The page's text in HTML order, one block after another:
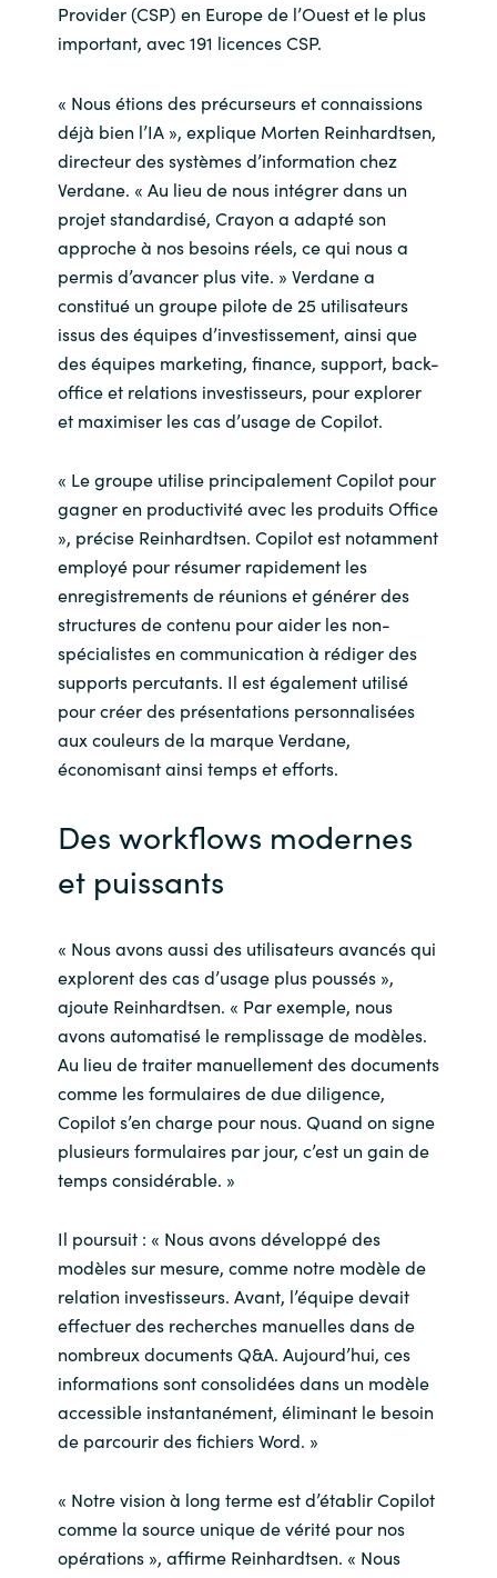
Provider (CSP) en Europe de l’Ouest et le plus
important, avec 191 licences CSP.
« Nous étions des précurseurs et connaissions
déjà bien l’IA », explique Morten Reinhardtsen,
directeur des systèmes d’information chez
Verdane. « Au lieu de nous intégrer dans un
projet standardisé, Crayon a adapté son
approche à nos besoins réels, ce qui nous a
permis d’avancer plus vite. » Verdane a
constitué un groupe pilote de 25 utilisateurs
issus des équipes d’investissement, ainsi que
des équipes marketing, finance, support, back-
office et relations investisseurs, pour explorer
et maximiser les cas d’usage de Copilot.
« Le groupe utilise principalement Copilot pour
gagner en productivité avec les produits Office
», précise Reinhardtsen. Copilot est notamment
employé pour résumer rapidement les
enregistrements de réunions et générer des
structures de contenu pour aider les non-
spécialistes en communication à rédiger des
supports percutants. Il est également utilisé
pour créer des présentations personnalisées
aux couleurs de la marque Verdane,
économisant ainsi temps et efforts.
Des workflows modernes
et puissants
« Nous avons aussi des utilisateurs avancés qui
explorent des cas d’usage plus poussés »,
ajoute Reinhardtsen. « Par exemple, nous
avons automatisé le remplissage de modèles.
Au lieu de traiter manuellement des documents
comme les formulaires de due diligence,
Copilot s’en charge pour nous. Quand on signe
plusieurs formulaires par jour, c’est un gain de
temps considérable. »
Il poursuit : « Nous avons développé des
modèles sur mesure, comme notre modèle de
relation investisseurs. Avant, l’équipe devait
effectuer des recherches manuelles dans de
nombreux documents Q&A. Aujourd’hui, ces
informations sont consolidées dans un modèle
accessible instantanément, éliminant le besoin
de parcourir des fichiers Word. »
« Notre vision à long terme est d’établir Copilot
comme la source unique de vérité pour nos
opérations », affirme Reinhardtsen. « Nous